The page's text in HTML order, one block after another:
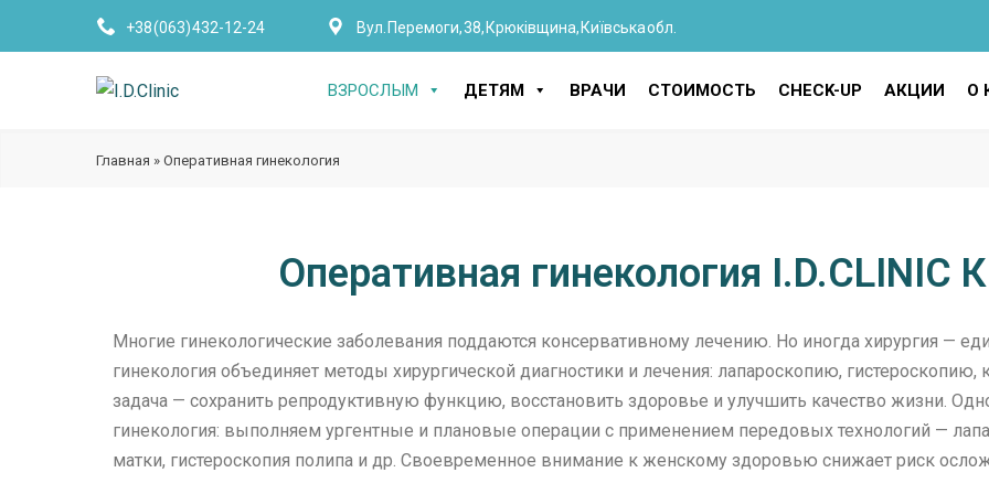
+38 (063) 432-12-24 Вул. Перемоги, 38, Крюківщина, Київська обл.
ВЗРОСЛЫМ ДЕТЯМ ВРАЧИ СТОИМОСТЬ CHECK-UP АКЦИИ О
Главная » Оперативная гинекология
Оперативная гинекология
Многие гинекологические заболевания поддаются консервативному лечению. Но иногда хирургия —
гинекология объединяет методы хирургической диагностики и лечения: лапароскопию,
задача — сохранить репродуктивную функцию, восстановить здоровье и улучшить качество жизни.
гинекология: выполняем ургентные и плановые операции с применением передовых технологий —
матки, гистероскопия полипа и др. Своевременное внимание к женскому здоровью снижает риск